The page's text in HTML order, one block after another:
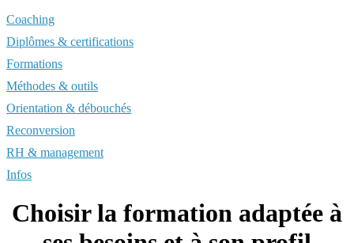
Coaching
Diplômes & certifications
Formations
Méthodes & outils
Orientation & débouchés
Reconversion
RH & management
Infos
Choisir la formation adaptée à